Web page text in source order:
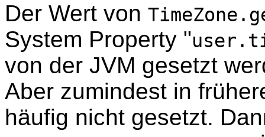
Der Wert von
System Property "
von der JVM gesetzt
Aber zumindest in
häufig nicht gesetzt.